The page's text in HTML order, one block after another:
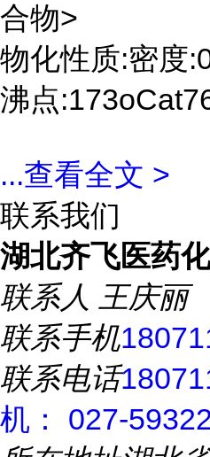
合物>
物化性质:密度
沸点
...查看全文 >
联系我们
湖北齐飞医药
联系人 王庆丽
联系手机
联系电话
机： 027-